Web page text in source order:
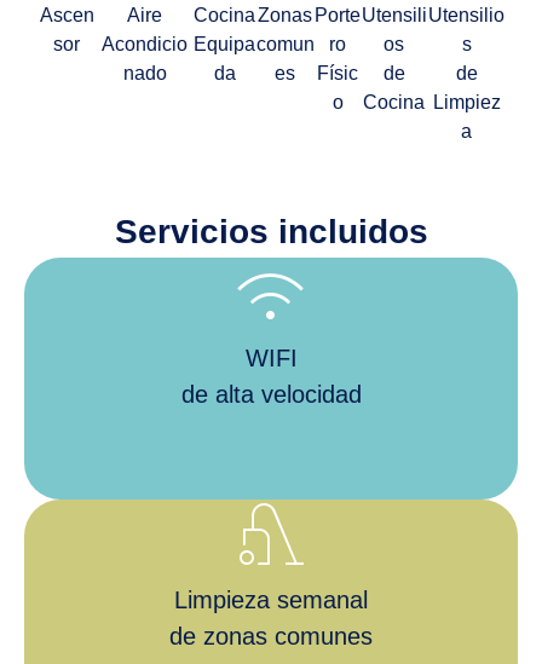
Ascen
sor
Aire
Acondicio
nado
Cocina
Equipa
da
Zonas
comun
es
Porte
ro
Físic
o
Utensili
os
de
Cocina
Utensilio
s
de
Limpiez
a
Servicios incluidos
wifi
WIFI
de alta velocidad
vacuum
Limpieza semanal
de zonas comunes